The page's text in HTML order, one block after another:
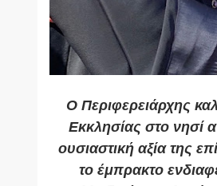
Ο Περιφερειάρχης
Εκκλησίας στο νησί
ουσιαστική αξία της
το έμπρακτο